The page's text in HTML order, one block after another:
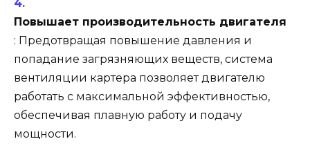
Повышает производительность двигателя
: Предотвращая повышение давления и
попадание загрязняющих веществ, система
вентиляции картера позволяет двигателю
работать с максимальной эффективностью,
обеспечивая плавную работу и подачу
мощности.